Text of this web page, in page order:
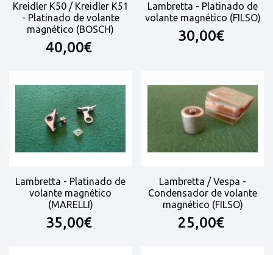
Kreidler K50 / Kreidler K51
- Platinado de volante
magnético (BOSCH)
40,00€
Lambretta - Platinado de
volante magnético (FILSO)
30,00€
Lambretta - Platinado de
volante magnético
(MARELLI)
35,00€
Lambretta / Vespa -
Condensador de volante
magnético (FILSO)
25,00€